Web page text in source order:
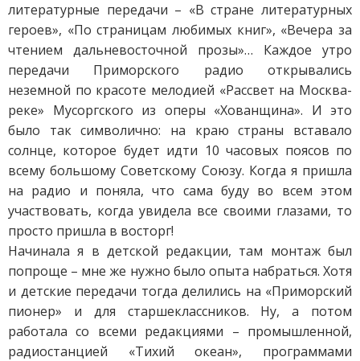
литературные передачи – «В стране литературных
героев», «По страницам любимых книг», «Вечера за
чтением дальневосточной прозы»… Каждое утро
передачи Приморского радио открывались
неземной по красоте мелодией «Рассвет на Москва-
реке» Мусоргского из оперы «Хованщина». И это
было так символично: на краю страны вставало
солнце, которое будет идти 10 часовых поясов по
всему большому Советскому Союзу. Когда я пришла
на радио и поняла, что сама буду во всем этом
участвовать, когда увидела все своими глазами, то
просто пришла в восторг!
Начинала я в детской редакции, там монтаж был
попроще – мне же нужно было опыта набраться. Хотя
и детские передачи тогда делились на «Приморский
пионер» и для старшеклассников. Ну, а потом
работала со всеми редакциями – промышленной,
радиостанцией «Тихий океан», программами